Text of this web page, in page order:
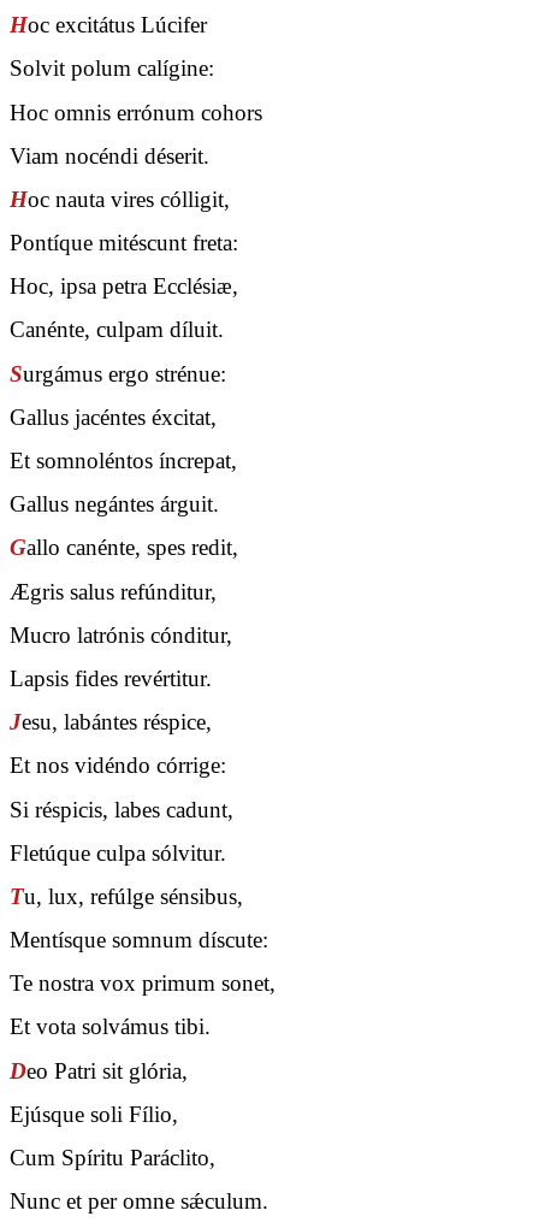
Hoc excitátus Lúcifer
Solvit polum calígine:
Hoc omnis errónum cohors
Viam nocéndi déserit.
Hoc nauta vires cólligit,
Pontíque mitéscunt freta:
Hoc, ipsa petra Ecclésiæ,
Canénte, culpam díluit.
Surgámus ergo strénue:
Gallus jacéntes éxcitat,
Et somnoléntos íncrepat,
Gallus negántes árguit.
Gallo canénte, spes redit,
Ægris salus refúnditur,
Mucro latrónis cónditur,
Lapsis fides revértitur.
Jesu, labántes réspice,
Et nos vidéndo córrige:
Si réspicis, labes cadunt,
Fletúque culpa sólvitur.
Tu, lux, refúlge sénsibus,
Mentísque somnum díscute:
Te nostra vox primum sonet,
Et vota solvámus tibi.
Deo Patri sit glória,
Ejúsque soli Fílio,
Cum Spíritu Paráclito,
Nunc et per omne sǽculum.